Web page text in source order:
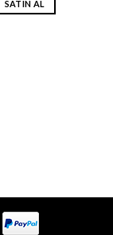
SATIN AL